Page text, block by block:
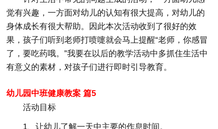
觉有兴趣，一方面对幼儿的认知有很大提高，对幼儿的
身体成长有很大帮助。因此本次活动收到了很好的效
果，孩子们听到老师打喷嚏就会马上提醒“老师，你感冒
了，要吃药哦。”我要在以后的教学活动中多抓住生活中
有意义的素材，对孩子们进行即时引导教育。
幼儿园中班健康教案 篇5
活动目标
1、让幼儿了解一天中主要的作息时间。